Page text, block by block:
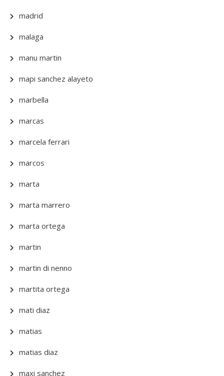
madrid
malaga
manu martin
mapi sanchez alayeto
marbella
marcas
marcela ferrari
marcos
marta
marta marrero
marta ortega
martin
martin di nenno
martita ortega
mati diaz
matias
matias diaz
maxi sanchez